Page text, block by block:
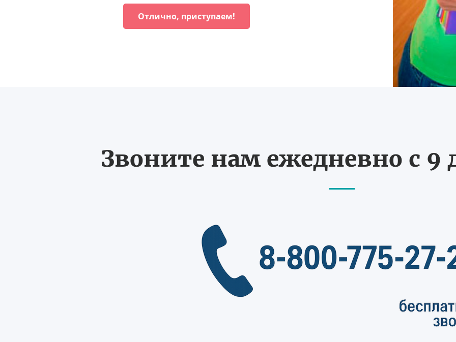
Отлично, приступаем!
Звоните нам ежедневно с 9